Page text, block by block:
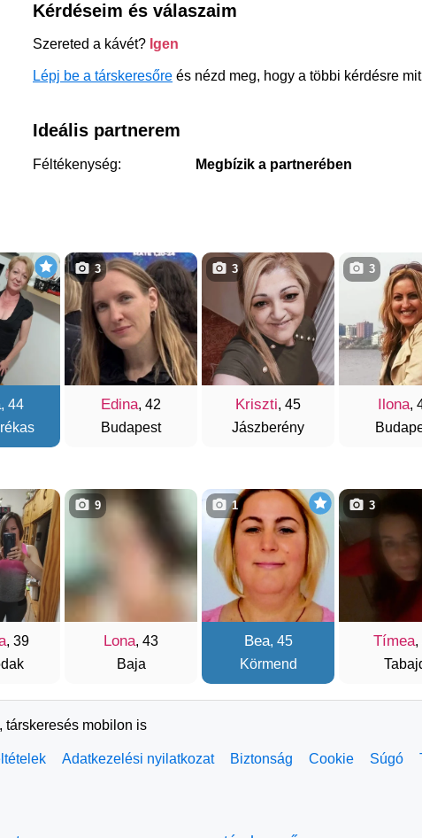
Kérdéseim és válaszaim
Szereted a kávét? Igen
Lépj be a társkeresőre és nézd meg, hogy a többi kérdésre
Ideális partnerem
Féltékenység: Megbízik a partnerében
, 44
Edina, 42
Budapest
3
Kriszti, 45
Jászberény
3
Ilona,
3
, 39
Lona, 43
Baja
9
Bea, 45
Körmend
1
Tímea,
3
társkeresés mobilon is
Adatkezelési nyilatkozat Biztonság Cookie Súgó